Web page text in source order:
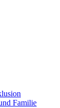
Familie